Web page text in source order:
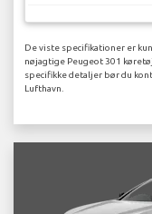
De viste specifikationer er
nøjagtige Peugeot 301
specifikke detaljer bør du
Lufthavn.